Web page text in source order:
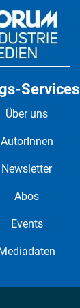
Services
Über uns
AutorInnen
Newsletter
Abos
Events